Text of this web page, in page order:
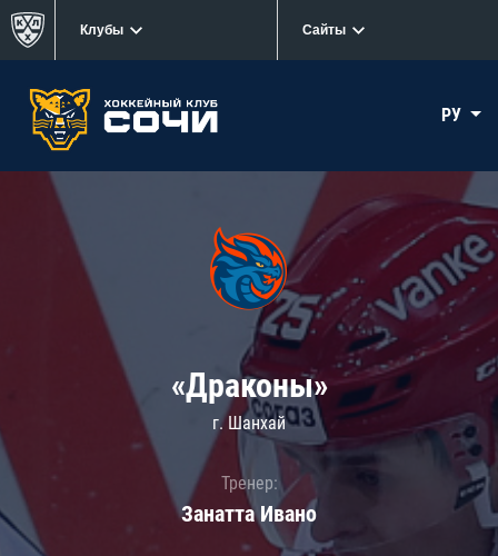
Клубы Сайты
РУ
«Драконы»
г. Шанхай
Тренер:
Занатта Иванo